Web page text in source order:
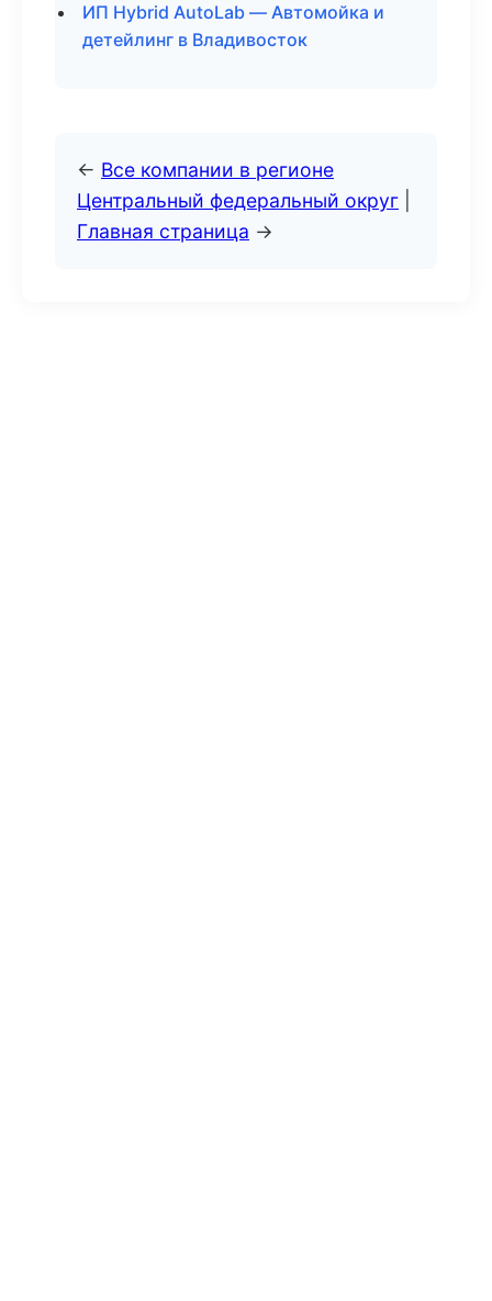
ИП Hybrid AutoLab — Автомойка и
детейлинг в Владивосток
← Все компании в регионе
Центральный федеральный округ
Главная страница →